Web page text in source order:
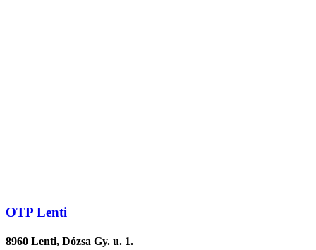
OTP Lenti
8960 Lenti, Dózsa Gy. u. 1.